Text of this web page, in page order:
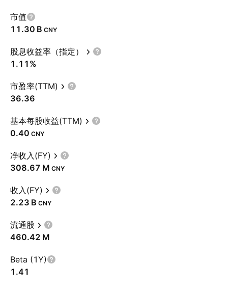
市值
‪11.30 B‬ CNY
股息收益率（指定）
1.11%
市盈率(TTM)
36.36
基本每股收益(TTM)
0.40 CNY
净收入(FY)
‪308.67 M‬ CNY
收入(FY)
‪2.23 B‬ CNY
流通股
‪460.42 M‬
Beta (1Y)
1.41